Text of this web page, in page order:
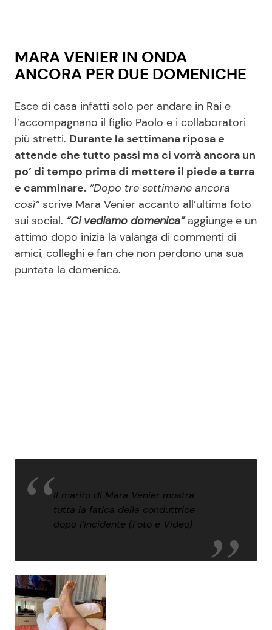
Privacy Policy
MARA VENIER IN ONDA
ANCORA PER DUE DOMENICHE
Esce di casa infatti solo per andare in Rai e
l’accompagnano il figlio Paolo e i collaboratori
più stretti. Durante la settimana riposa e
attende che tutto passi ma ci vorrà ancora un
po’ di tempo prima di mettere il piede a terra
e camminare. “Dopo tre settimane ancora
così” scrive Mara Venier accanto all’ultima foto
sui social. “Ci vediamo domenica”aggiunge e un
attimo dopo inizia la valanga di commenti di
amici, colleghi e fan che non perdono una sua
puntata la domenica.
Il marito di Mara Venier mostra
tutta la fatica della conduttrice
dopo l’incidente (Foto e Video)